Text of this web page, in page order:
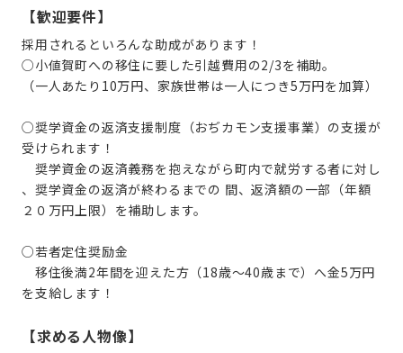
【歓迎要件】
採用されるといろんな助成があります！
○小値賀町への移住に要した引越費用の2/3を補助。
（一人あたり10万円、家族世帯は一人につき5万円を加算）
○奨学資金の返済支援制度（おぢカモン支援事業）の支援が
受けられます！
奨学資金の返済義務を抱えながら町内で就労する者に対し
、奨学資金の返済が終わるまでの 間、返済額の一部（年額
２０万円上限）を補助します。
○若者定住奨励金
移住後満2年間を迎えた方（18歳～40歳まで）へ金5万円
【求める人物像】